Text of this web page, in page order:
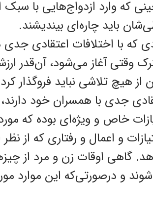
که وارد ازدواج‌هایی با
باید چاره‌ای بیندیشند.
که با اختلافات اعتقادی
وقتی آغاز می‌شود، آن‌قدر
هیچ تلاشی نباید فروگذار
جدی با همسران خود
خاص و ویژه‌ای بوده که
و اعمال و رفتاری که از
گاهی اوقات زن و مرد از
و درصورتی‌که ‌این موارد